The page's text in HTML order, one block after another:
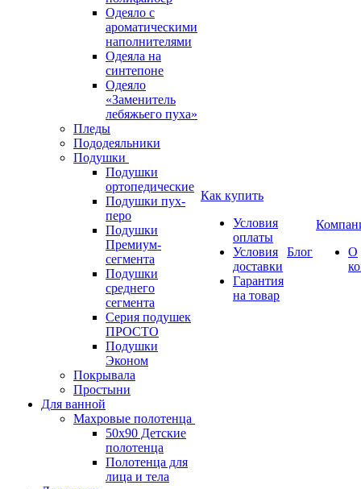
Одеяло с
ароматическими
наполнителями
Одеяла на
синтепоне
Одеяло
«Заменитель
лебяжьего пуха»
Пледы
Пододеяльники
Подушки
Подушки
ортопедические
Подушки пух-
перо
Подушки
Премиум-
сегмента
Подушки
среднего
сегмента
Серия подушек
ПРОСТО
Подушки
Эконом
Покрывала
Простыни
Для ванной
Махровые полотенца
50х90 Детские
полотенца
Полотенца для
лица и тела
Как купить
Условия
оплаты
Условия
доставки
Гарантия
на товар
Блог
О